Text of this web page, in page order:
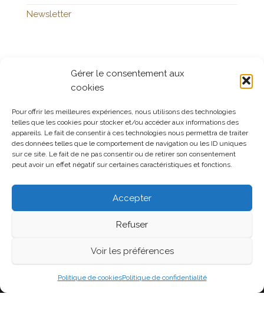
Gérer le consentement aux
cookies
Pour offrir les meilleures expériences, nous utilisons des technologies
telles que les cookies pour stocker et/ou accéder aux informations des
appareils. Le fait de consentir à ces technologies nous permettra de traiter
des données telles que le comportement de navigation ou les ID uniques
sur ce site. Le fait de ne pas consentir ou de retirer son consentement
peut avoir un effet négatif sur certaines caractéristiques et fonctions.
Accepter
Refuser
Voir les préférences
Politique de cookiesPolitique de confidentialité
Newsletter
Politique de confidentialité
Politique de cookies (UE)
Soutenir la page
Fièrement propulsé parWordPress